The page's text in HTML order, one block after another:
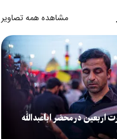
مشاهده همه تصاویر
اربعین در محضر اباعبدالله